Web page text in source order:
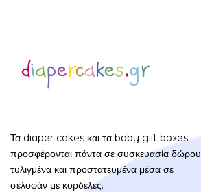
Τα diaper cakes και τα baby gift boxes
προσφέρονται πάντα σε συσκευασία δώρου
τυλιγμένα και προστατευμένα μέσα σε
σελοφάν με κορδέλες.